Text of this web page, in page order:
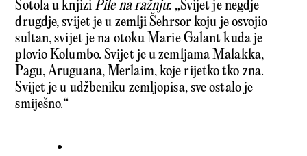
Šotola u knjiziPile na ražnju: „Svijet je negdje
drugdje, svijet je u zemlji Šehrsor koju je osvojio
sultan, svijet je na otoku Marie Galant kuda je
plovio Kolumbo. Svijet je u zemljama Malakka,
Pagu, Aruguana, Merlaim, koje rijetko tko zna.
Svijet je u udžbeniku zemljopisa, sve ostalo je
smiješno.“